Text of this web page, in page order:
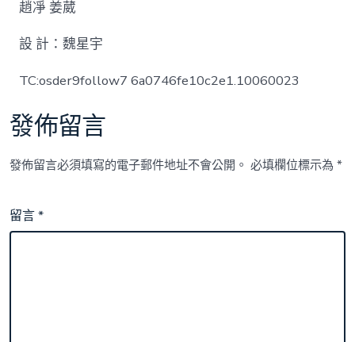
趙凈 姜葳
設 計：魏星宇
TC:osder9follow7 6a0746fe10c2e1.10060023
發佈留言
發佈留言必須填寫的電子郵件地址不會公開。 必填欄位標示為*
留言*